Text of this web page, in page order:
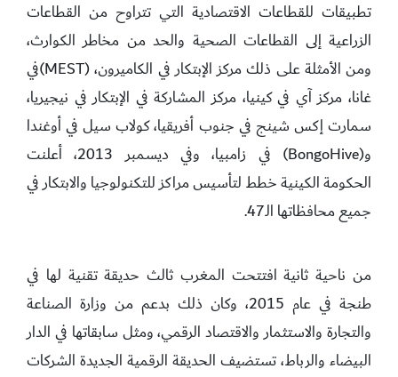
تطبيقات للقطاعات الاقتصادية التي تتراوح من القطاعات
الزراعية إلى القطاعات الصحية والحد من مخاطر الكوارث،
ومن الأمثلة على ذلك مركز الإبتكار في الكاميرون، (MEST)في
غانا، مركز آي في كينيا، مركز المشاركة في الإبتكار في نيجيريا،
سمارت إكس شينج في جنوب أفريقيا، كولاب سيل في أوغندا
و(BongoHive) في زامبيا، وفي ديسمبر 2013، أعلنت
الحكومة الكينية خطط لتأسيس مراكز للتكنولوجيا والابتكار في
جميع محافظاتها الـ47.
من ناحية ثانية افتتحت المغرب ثالث حديقة تقنية لها في
طنجة في عام 2015، وكان ذلك بدعم من وزارة الصناعة
والتجارة والاستثمار والاقتصاد الرقمي، ومثل سابقاتها في الدار
البيضاء والرباط، تستضيف الحديقة الرقمية الجديدة الشركات